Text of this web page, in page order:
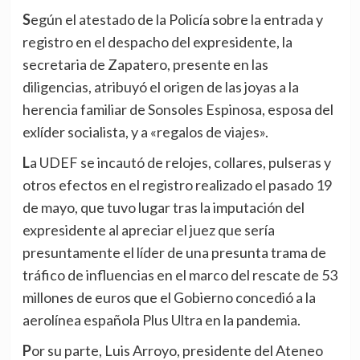
Según el atestado de la Policía sobre la entrada y
registro en el despacho del expresidente, la
secretaria de Zapatero, presente en las
diligencias, atribuyó el origen de las joyas a la
herencia familiar de Sonsoles Espinosa, esposa del
exlíder socialista, y a «regalos de viajes».
La UDEF se incautó de relojes, collares, pulseras y
otros efectos en el registro realizado el pasado 19
de mayo, que tuvo lugar tras la imputación del
expresidente al apreciar el juez que sería
presuntamente el líder de una presunta trama de
tráfico de influencias en el marco del rescate de 53
millones de euros que el Gobierno concedió a la
aerolínea española Plus Ultra en la pandemia.
Por su parte, Luis Arroyo, presidente del Ateneo